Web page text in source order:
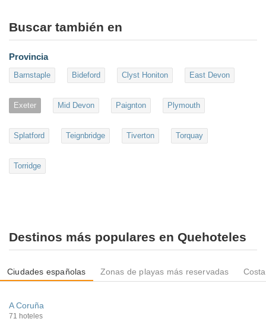
Buscar también en
Provincia
Barnstaple Bideford Clyst Honiton East Devon
Exeter Mid Devon Paignton Plymouth
Splatford Teignbridge Tiverton Torquay
Torridge
Destinos más populares en Quehoteles
Ciudades españolas Zonas de playas más reservadas
A Coruña
71 hoteles